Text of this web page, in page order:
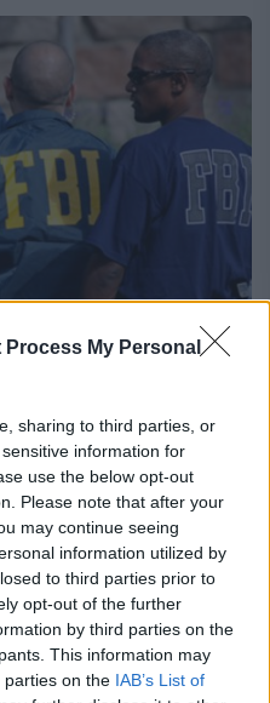
Process My Personal
sharing to third parties, or
information for
use the below opt-out
Please note that after your
may continue seeing
information utilized by
to third parties prior to
opt-out of the further
by third parties on the
This information may
parties on the IAB’s List of
BANCAR
pentru
din Statele
unui angajat
că ar fi
ABC